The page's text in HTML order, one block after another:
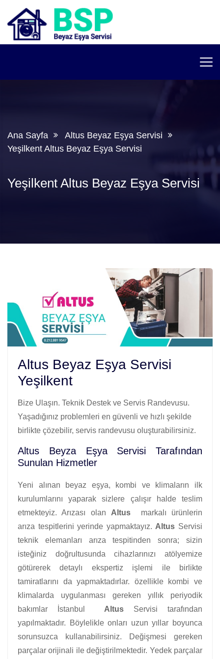
Ana Sayfa
Altus Beyaz Eşya Servisi
Yeşilkent Altus Beyaz Eşya Servisi
Yeşilkent Altus Beyaz Eşya Servisi
Altus Beyaz Eşya Servisi
Yeşilkent
Bize Ulaşın. Teknik Destek ve Servis Randevusu.
Yaşadığınız problemleri en güvenli ve hızlı şekilde
birlikte çözebilir, servis randevusu oluşturabilirsiniz.
Altus Beyza Eşya Servisi Tarafından
Sunulan Hizmetler
Yeni alınan beyaz eşya, kombi ve klimaların ilk
kurulumlarını yaparak sizlere çalışır halde teslim
etmekteyiz. Arızası olan Altus markalı ürünlerin
arıza tespitlerini yerinde yapmaktayız. Altus Servisi
teknik elemanları arıza tespitinden sonra; sizin
isteğiniz doğrultusunda cihazlarınızı atölyemize
götürerek detaylı ekspertiz işlemi ile birlikte
tamiratlarını da yapmaktadırlar. özellikle kombi ve
klimalarda uygulanması gereken yıllık periyodik
bakımlar İstanbul Altus Servisi tarafından
yapılmaktadır. Böylelikle onları uzun yıllar boyunca
sorunsuzca kullanabilirsiniz. Değişmesi gereken
parçalar orijinali ile değiştirilmektedir. Yedek parçalar